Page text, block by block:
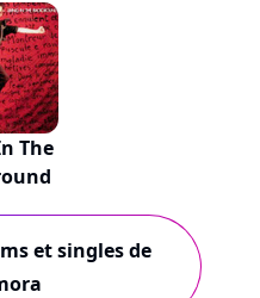
The
et singles de